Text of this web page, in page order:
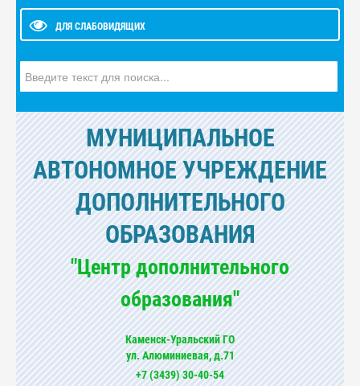
ДЛЯ СЛАБОВИДЯЩИХ
МУНИЦИПАЛЬНОЕ
АВТОНОМНОЕ УЧРЕЖДЕНИЕ
ДОПОЛНИТЕЛЬНОГО
ОБРАЗОВАНИЯ
"Центр дополнительного
образования"
Каменск-Уральский ГО
ул. Алюминиевая, д.71
+7 (3439) 30-40-54